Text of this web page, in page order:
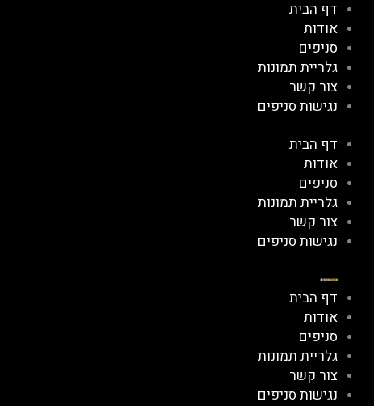
דילוג
לתוכן
דף הבית
אודות
סניפים
גלריית תמונות
צור קשר
נגישות סניפים
דף הבית
אודות
סניפים
גלריית תמונות
צור קשר
נגישות סניפים
דף הבית
אודות
סניפים
גלריית תמונות
צור קשר
נגישות סניפים